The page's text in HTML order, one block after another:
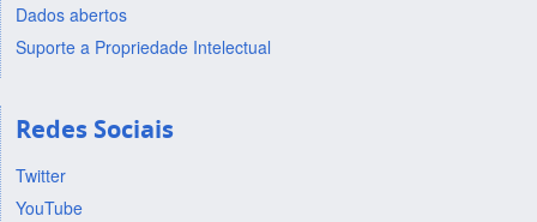
Dados abertos
Suporte a Propriedade Intelectual
Redes Sociais
Twitter
YouTube